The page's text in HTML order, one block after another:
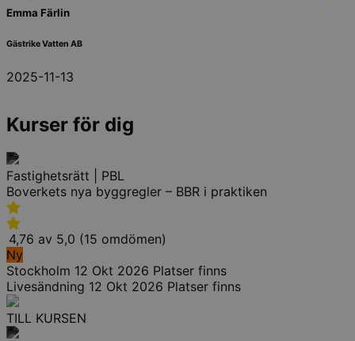
Emma Färlin
Gästrike Vatten AB
2025-11-13
Kurser för dig
Fastighetsrätt | PBL
Boverkets nya byggregler – BBR i praktiken
4,76 av 5,0 (15 omdömen)
Ny
Stockholm 12 Okt 2026 Platser finns
Livesändning 12 Okt 2026 Platser finns
TILL KURSEN